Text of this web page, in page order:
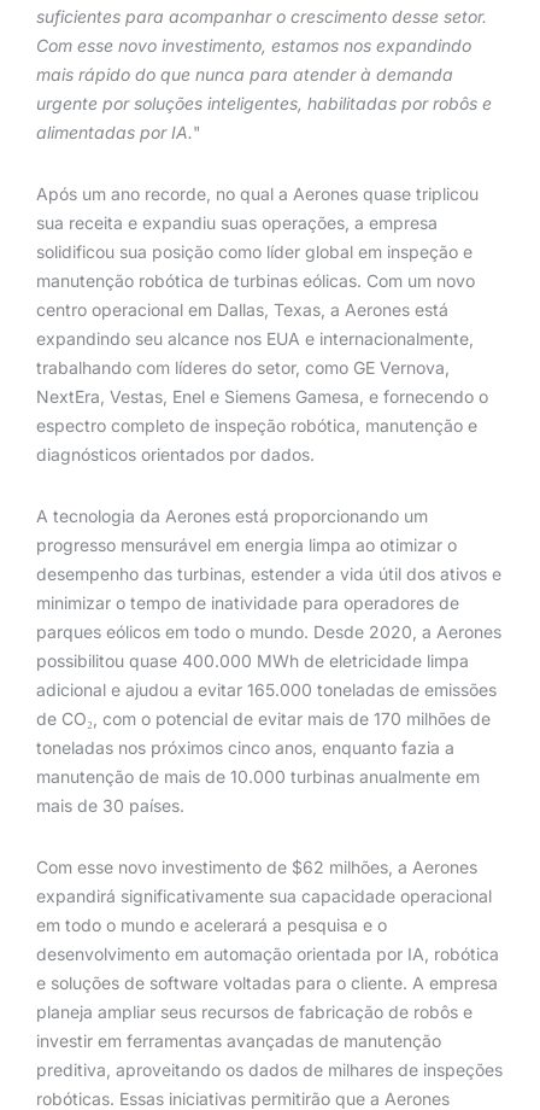
suficientes para acompanhar o crescimento desse setor.
Com esse novo investimento, estamos nos expandindo
mais rápido do que nunca para atender à demanda
urgente por soluções inteligentes, habilitadas por robôs e
alimentadas por IA."
Após um ano recorde, no qual a Aerones quase triplicou
sua receita e expandiu suas operações, a empresa
solidificou sua posição como líder global em inspeção e
manutenção robótica de turbinas eólicas. Com um novo
centro operacional em Dallas, Texas, a Aerones está
expandindo seu alcance nos EUA e internacionalmente,
trabalhando com líderes do setor, como GE Vernova,
NextEra, Vestas, Enel e Siemens Gamesa, e fornecendo o
espectro completo de inspeção robótica, manutenção e
diagnósticos orientados por dados.
A tecnologia da Aerones está proporcionando um
progresso mensurável em energia limpa ao otimizar o
desempenho das turbinas, estender a vida útil dos ativos e
minimizar o tempo de inatividade para operadores de
parques eólicos em todo o mundo. Desde 2020, a Aerones
possibilitou quase 400.000 MWh de eletricidade limpa
adicional e ajudou a evitar 165.000 toneladas de emissões
de CO₂, com o potencial de evitar mais de 170 milhões de
toneladas nos próximos cinco anos, enquanto fazia a
manutenção de mais de 10.000 turbinas anualmente em
mais de 30 países.
Com esse novo investimento de $62 milhões, a Aerones
expandirá significativamente sua capacidade operacional
em todo o mundo e acelerará a pesquisa e o
desenvolvimento em automação orientada por IA, robótica
e soluções de software voltadas para o cliente. A empresa
planeja ampliar seus recursos de fabricação de robôs e
investir em ferramentas avançadas de manutenção
preditiva, aproveitando os dados de milhares de inspeções
robóticas. Essas iniciativas permitirão que a Aerones